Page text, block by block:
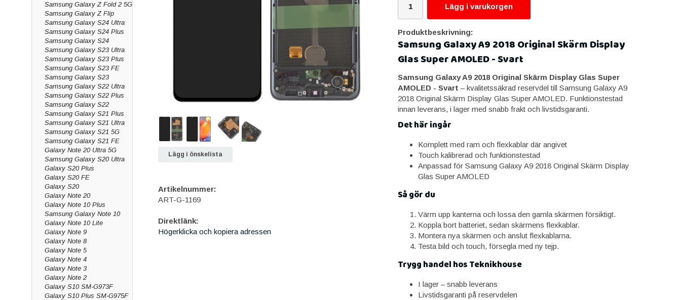
Samsung Galaxy Z Fold 2 5G
Samsung Galaxy Z Flip
Samsung Galaxy S24 Ultra
Samsung Galaxy S24 Plus
Samsung Galaxy S24
Samsung Galaxy S23 Ultra
Samsung Galaxy S23 Plus
Samsung Galaxy S23 FE
Samsung Galaxy S23
Samsung Galaxy S22 Ultra
Samsung Galaxy S22 Plus
Samsung Galaxy S22
Samsung Galaxy S21 Plus
Samsung Galaxy S21 Ultra
Samsung Galaxy S21 5G
Samsung Galaxy S21 FE
Galaxy Note 20 Ultra 5G
Samsung Galaxy S20 Ultra
Galaxy S20 Plus
Galaxy S20 FE
Galaxy S20
Galaxy Note 20
Galaxy Note 10 Plus
Samsung Galaxy Note 10
Galaxy Note 10 Lite
Galaxy Note 9
Galaxy Note 8
Galaxy Note 5
Galaxy Note 4
Galaxy Note 3
Galaxy Note 2
Galaxy S10 SM-G973F
Galaxy S10 Plus SM-G975F
Lägg i varukorgen
Produktbeskrivning:
Samsung Galaxy A9 2018 Original Skärm Display
Glas Super AMOLED - Svart
Samsung Galaxy A9 2018 Original Skärm Display Glas Super
AMOLED - Svart – kvalitetssäkrad reservdel till Samsung Galaxy A9
2018 Original Skärm Display Glas Super AMOLED. Funktionstestad
innan leverans, i lager med snabb frakt och livstidsgaranti.
Det här ingår
Komplett med ram och flexkablar där angivet
Touch kalibrerad och funktionstestad
Anpassad för Samsung Galaxy A9 2018 Original Skärm Display
Glas Super AMOLED
Så gör du
Värm upp kanterna och lossa den gamla skärmen försiktigt.
Koppla bort batteriet, sedan skärmens flexkablar.
Montera nya skärmen och anslut flexkablarna.
Testa bild och touch, försegla med ny tejp.
Trygg handel hos Teknikhouse
I lager – snabb leverans
Livstidsgaranti på reservdelen
Lägg i önskelista
Artikelnummer:
ART-G-1169
Direktlänk:
Högerklicka och kopiera adressen